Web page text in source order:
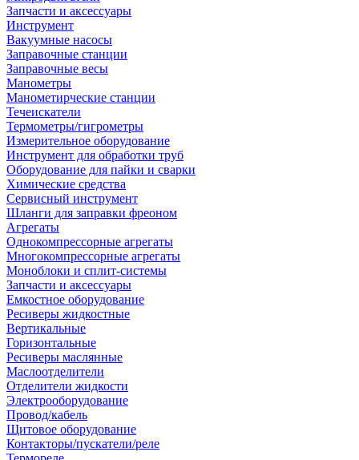
Запчасти и аксессуары
Инструмент
Вакуумные насосы
Заправочные станции
Заправочные весы
Манометры
Манометирческие станции
Течеискатели
Термометры/гигрометры
Измерительное оборудование
Инструмент для обработки труб
Оборудование для пайки и сварки
Химические средства
Сервисный инструмент
Шланги для заправки фреоном
Агрегаты
Однокомпрессорные агрегаты
Многокомпрессорные агрегаты
Моноблоки и сплит-системы
Запчасти и аксессуары
Емкостное оборудование
Ресиверы жидкостные
Вертикальные
Горизонтальные
Ресиверы маслянные
Маслоотделители
Отделители жидкости
Электрооборудование
Провод/кабель
Щитовое оборудование
Контакторы/пускатели/реле